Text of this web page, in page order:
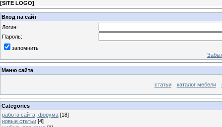
[SITE LOGO]
Вход на сайт
Логин:
Пароль:
запомнить
Меню сайта
статьи каталог мебели
Categories
работа сайта, форума [18]
новые статьи [4]